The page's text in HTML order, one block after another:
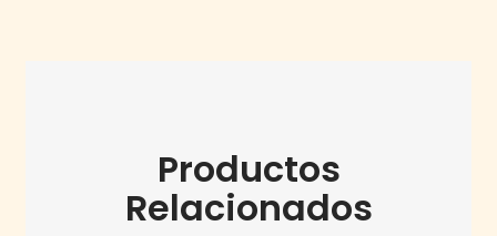
Productos
Relacionados